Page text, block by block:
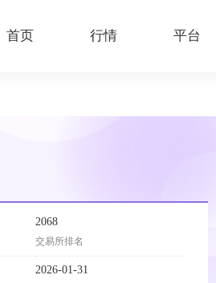
首页 行情 平台
2068
交易所排名
2026-01-31